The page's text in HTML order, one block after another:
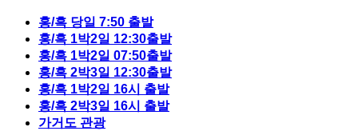
홍/흑 당일 7:50 출발
홍/흑 1박2일 12:30출발
홍/흑 1박2일 07:50출발
홍/흑 2박3일 12:30출발
홍/흑 1박2일 16시 출발
홍/흑 2박3일 16시 출발
가거도 관광